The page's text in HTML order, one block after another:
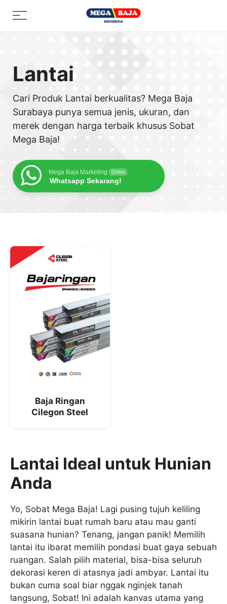
Menu
Lantai
Cari Produk Lantai berkualitas? Mega Baja
Surabaya punya semua jenis, ukuran, dan
merek dengan harga terbaik khusus Sobat
Mega Baja!
Mega Baja Marketing Online
Whatsapp Sekarang!
Baja Ringan
Cilegon Steel
Lantai Ideal untuk Hunian
Anda
Yo, Sobat Mega Baja! Lagi pusing tujuh keliling
mikirin lantai buat rumah baru atau mau ganti
suasana hunian? Tenang, jangan panik! Memilih
lantai itu ibarat memilih pondasi buat gaya sebuah
ruangan. Salah pilih material, bisa-bisa seluruh
dekorasi keren di atasnya jadi ambyar. Lantai itu
bukan cuma soal biar nggak nginjek tanah
langsung, Sobat! Ini adalah kanvas utama yang